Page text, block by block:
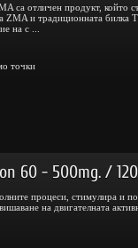
са отличен продукт, който
ZMA и традиционната билка
на с ...
точки
60 - 500mg. / 120
процеси, стимулира и
на двигателната